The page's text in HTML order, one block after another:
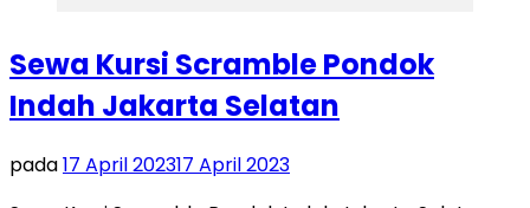
Sewa Kursi Scramble Pondok
Indah Jakarta Selatan
pada17 April 202317 April 2023